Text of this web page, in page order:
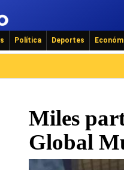
Política Deportes
Miles
Global